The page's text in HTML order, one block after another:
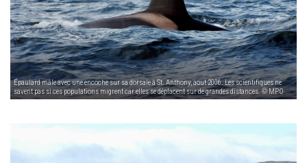
Épaulard mâle avec une encoche sur sa dorsale à St. Anthony, aout 2006. Les scientifiques ne
savent pas si ces populations migrent car elles se déplacent sur de grandes distances. © MPO